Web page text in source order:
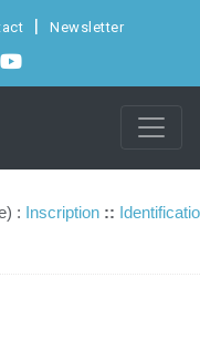
Newsletter
: Inscription ::